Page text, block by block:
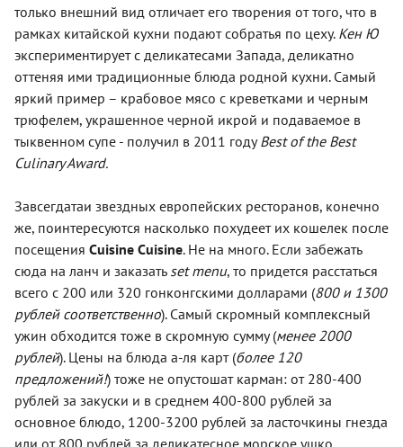
только внешний вид отличает его творения от того, что в
рамках китайской кухни подают собратья по цеху. Кен Ю
экспериментирует с деликатесами Запада, деликатно
оттеняя ими традиционные блюда родной кухни. Самый
яркий пример – крабовое мясо с креветками и черным
трюфелем, украшенное черной икрой и подаваемое в
тыквенном супе - получил в 2011 годуBest of the Best
Culinary Award.
Завсегдатаи звездных европейских ресторанов, конечно
же, поинтересуются насколько похудеет их кошелек после
посещения Cuisine Cuisine. Не на много. Если забежать
сюда на ланч и заказать set menu, то придется расстаться
всего с 200 или 320 гонконгскими долларами (800 и 1300
рублей соответственно). Самый скромный комплексный
ужин обходится тоже в скромную сумму (менее 2000
рублей). Цены на блюда а-ля карт (более 120
предложений!) тоже не опустошат карман: от 280-400
рублей за закуски и в среднем 400-800 рублей за
основное блюдо, 1200-3200 рублей за ласточкины гнезда
или от 800 рублей за деликатесное морское ушко.